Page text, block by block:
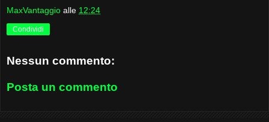
MaxVantaggio alle 12:24
Condividi
Nessun commento:
Posta un commento